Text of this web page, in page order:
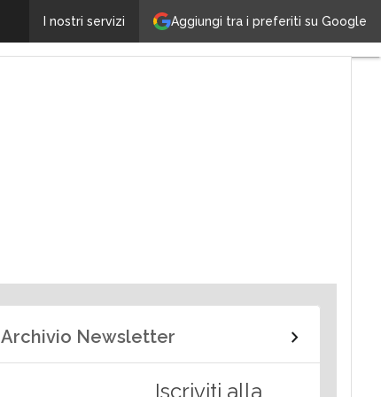
Aggiungi tra i preferiti su Google
I nostri servizi
Archivio Newsletter
Iscriviti alla